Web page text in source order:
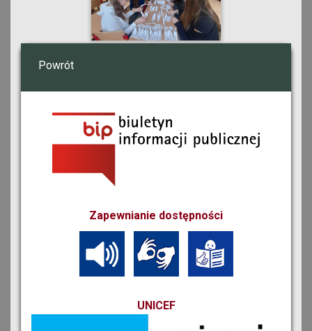
Powrót
Zapewnianie dostępności
UNICEF